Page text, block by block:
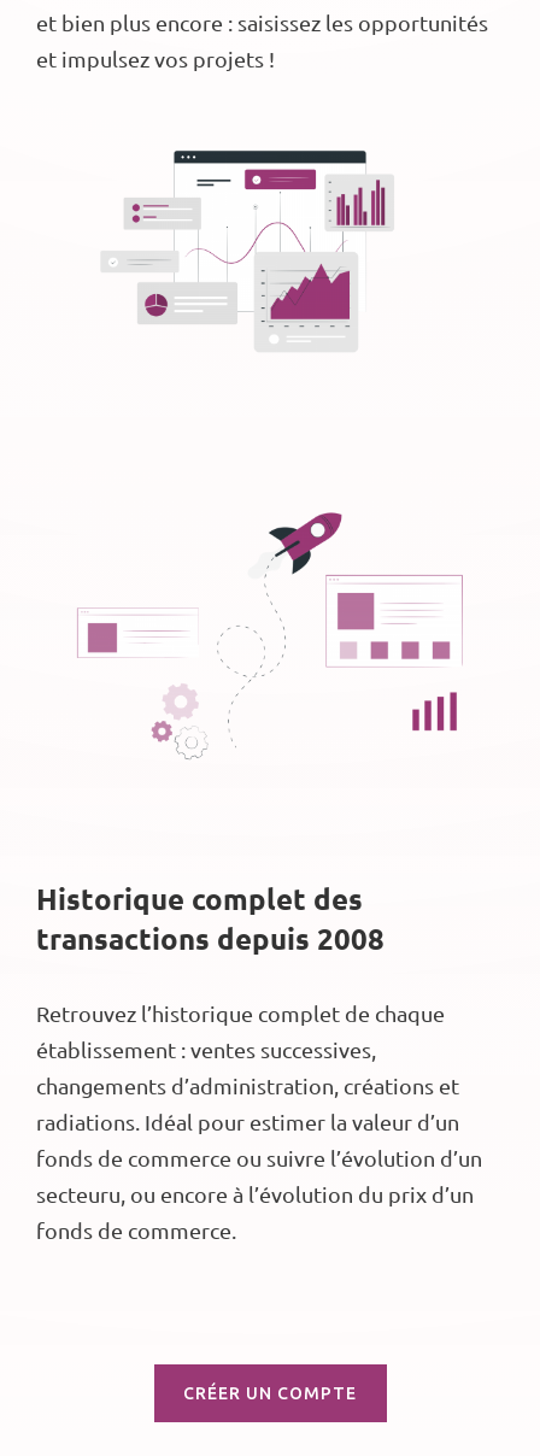
et bien plus encore : saisissez les opportunités
et impulsez vos projets !
Historique complet des
transactions depuis 2008
Retrouvez l’historique complet de chaque
établissement : ventes successives,
changements d’administration, créations et
radiations. Idéal pour estimer la valeur d’un
fonds de commerce ou suivre l’évolution d’un
secteuru, ou encore à l’évolution du prix d’un
fonds de commerce.
CRÉER UN COMPTE